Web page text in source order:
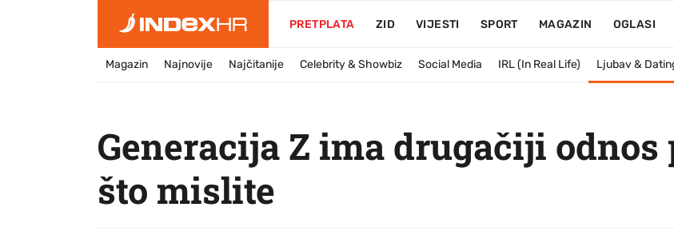
PRETPLATA ZID VIJESTI SPORT MAGAZIN OGLASI
Magazin Najnovije Najčitanije Celebrity & Showbiz Social Media IRL (In Real Life) Ljubav &
Generacija Z ima drugačiji odnos
što mislite